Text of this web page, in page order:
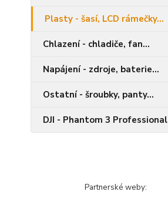
Plasty - šasí, LCD rámečky...
Chlazení - chladiče, fan...
Napájení - zdroje, baterie...
Ostatní - šroubky, panty...
DJI - Phantom 3 Professional
Partnerské weby: